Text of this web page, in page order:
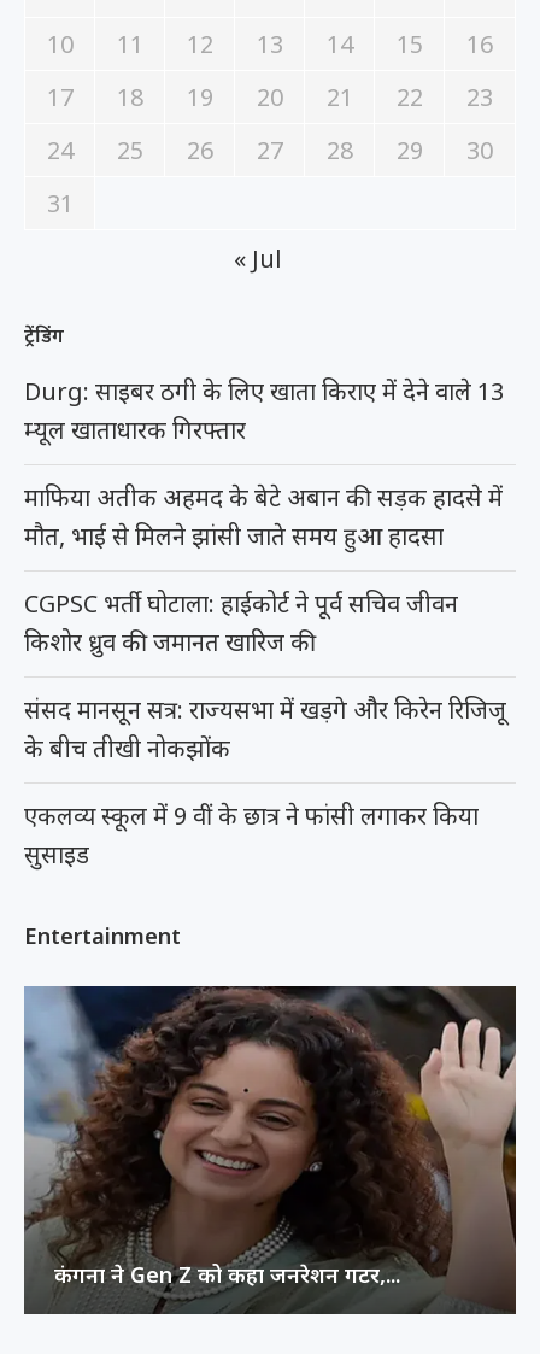
10
11 12 13 14 15
16
17
18 19 20 21 22
23
24
25 26 27 28 29
30
31
« Jul
ट्रेंडिंग
Durg: साइबर ठगी के लिए खाता किराए में देने वाले 13
म्यूल खाताधारक गिरफ्तार
माफिया अतीक अहमद के बेटे अबान की सड़क हादसे में
मौत, भाई से मिलने झांसी जाते समय हुआ हादसा
CGPSC भर्ती घोटाला: हाईकोर्ट ने पूर्व सचिव जीवन
किशोर ध्रुव की जमानत खारिज की
संसद मानसून सत्र: राज्यसभा में खड़गे और किरेन रिजिजू
के बीच तीखी नोकझोंक
एकलव्य स्कूल में 9 वीं के छात्र ने फांसी लगाकर किया
सुसाइड
Entertainment
कंगना ने Gen Z को कहा जनरेशन गटर,...